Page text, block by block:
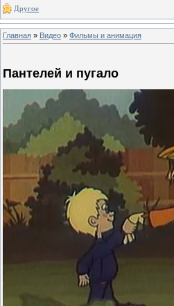
Другое
Главная » Видео » Фильмы и анимация
Пантелей и пугало